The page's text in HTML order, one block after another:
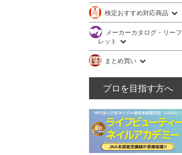
検定おすすめ対応商品
メーカーカタログ・リーフ
レット
まとめ買い
プロを目指す方へ